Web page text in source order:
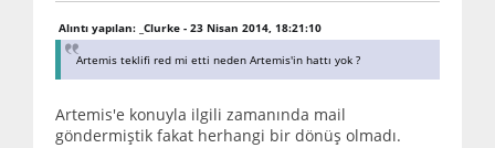
Alıntı yapılan: _Clurke - 23 Nisan 2014, 18:21:10
Artemis teklifi red mi etti neden Artemis'in hattı yok ?
Artemis'e konuyla ilgili zamanında mail
göndermiştik fakat herhangi bir dönüş olmadı.